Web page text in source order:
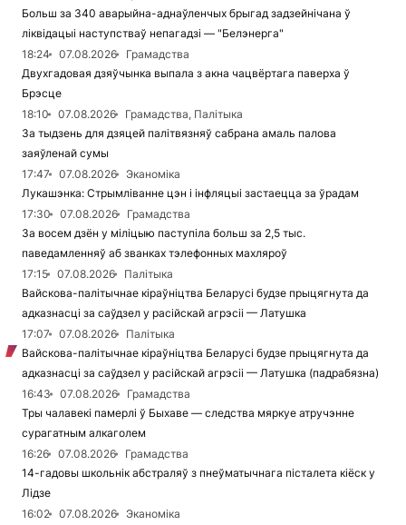
Больш за 340 аварыйна-аднаўленчых брыгад задзейнічана ў
ліквідацыі наступстваў непагадзі — "Белэнерга"
18:24
07.08.2026
Грамадства
Двухгадовая дзяўчынка выпала з акна чацвёртага паверха ў
Брэсце
18:10
07.08.2026
Грамадства, Палітыка
За тыдзень для дзяцей палітвязняў сабрана амаль палова
заяўленай сумы
17:47
07.08.2026
Эканоміка
Лукашэнка: Стрымліванне цэн і інфляцыі застаецца за ўрадам
17:30
07.08.2026
Грамадства
За восем дзён у міліцыю паступіла больш за 2,5 тыс.
паведамленняў аб званках тэлефонных махляроў
17:15
07.08.2026
Палітыка
Вайскова-палітычнае кіраўніцтва Беларусі будзе прыцягнута да
адказнасці за саўдзел у расійскай агрэсіі — Латушка
17:07
07.08.2026
Палітыка
Вайскова-палітычнае кіраўніцтва Беларусі будзе прыцягнута да
адказнасці за саўдзел у расійскай агрэсіі — Латушка (падрабязна)
16:43
07.08.2026
Грамадства
Тры чалавекі памерлі ў Быхаве — следства мяркуе атручэнне
сурагатным алкаголем
16:26
07.08.2026
Грамадства
14-гадовы школьнік абстраляў з пнеўматычнага пісталета кіёск у
Лідзе
16:02
07.08.2026
Эканоміка